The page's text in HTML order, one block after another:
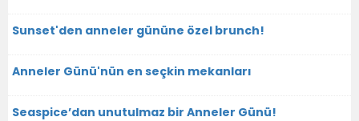
Sunset'den anneler gününe özel brunch!
Anneler Günü'nün en seçkin mekanları
Seaspice’dan unutulmaz bir Anneler Günü!